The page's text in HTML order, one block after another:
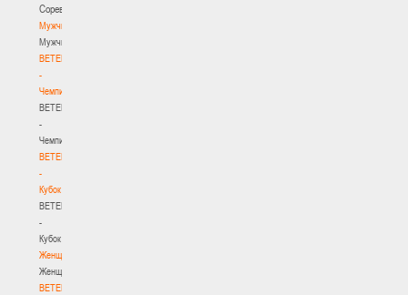
Соревнования
Мужчины
Мужчины
BETERA
-
Чемпионат
BETERA
-
Чемпионат
BETERA
-
Кубок
BETERA
-
Кубок
Женщины
Женщины
BETERA